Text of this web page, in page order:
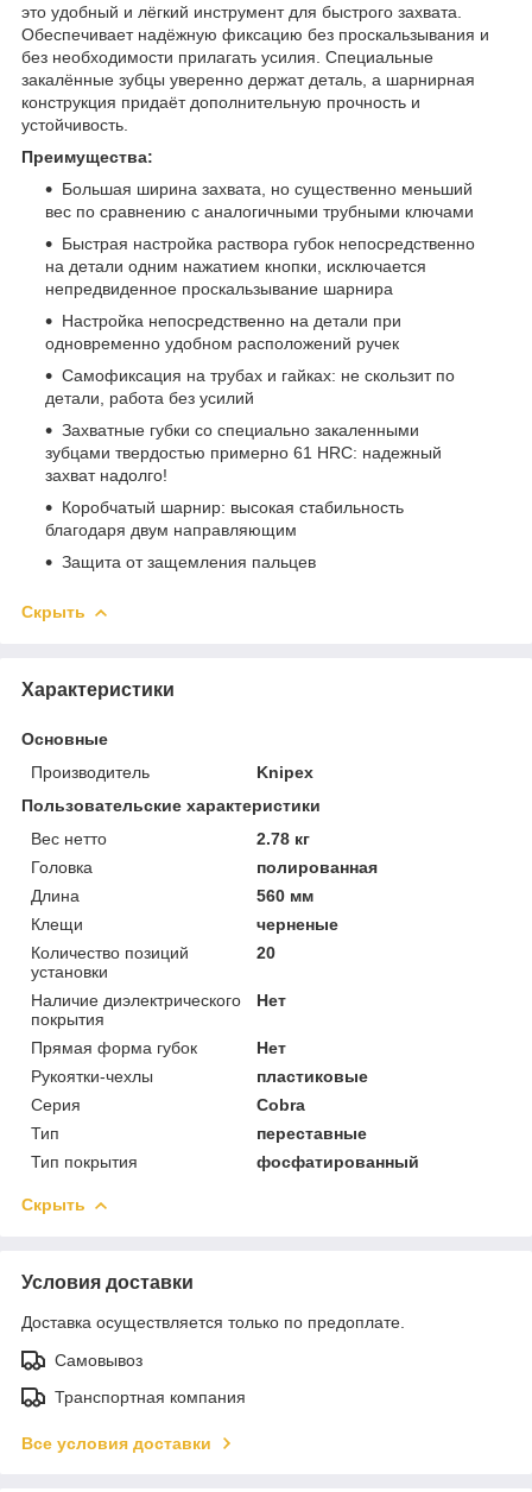
это удобный и лёгкий инструмент для быстрого захвата.
Обеспечивает надёжную фиксацию без проскальзывания и
без необходимости прилагать усилия. Специальные
закалённые зубцы уверенно держат деталь, а шарнирная
конструкция придаёт дополнительную прочность и
устойчивость.
Преимущества:
Большая ширина захвата, но существенно меньший
вес по сравнению с аналогичными трубными ключами
Быстрая настройка раствора губок непосредственно
на детали одним нажатием кнопки, исключается
непредвиденное проскальзывание шарнира
Настройка непосредственно на детали при
одновременно удобном расположений ручек
Самофиксация на трубах и гайках: не скользит по
детали, работа без усилий
Захватные губки со специально закаленными
зубцами твердостью примерно 61 HRC: надежный
захват надолго!
Коробчатый шарнир: высокая стабильность
благодаря двум направляющим
Защита от защемления пальцев
Скрыть
Характеристики
Основные
Производитель
Knipex
Пользовательские характеристики
Вес нетто
2.78 кг
Головка
полированная
Длина
560 мм
Клещи
черненые
Количество позиций
установки
20
Наличие диэлектрического
покрытия
Нет
Прямая форма губок
Нет
Рукоятки-чехлы
пластиковые
Серия
Cobra
Тип
переставные
Тип покрытия
фосфатированный
Скрыть
Условия доставки
Доставка осуществляется только по предоплате.
Самовывоз
Транспортная компания
Все условия доставки